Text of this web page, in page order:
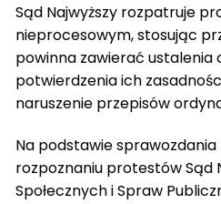
Sąd Najwyższy rozpatruje
nieprocesowym, stosując
powinna zawierać ustalenia
potwierdzenia ich
naruszenie przepisów
Na podstawie
rozpoznaniu protestów Sąd
Społecznych i Spraw